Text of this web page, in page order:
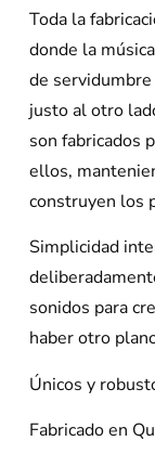
Toda la
donde la
de
justo al otro
son fabricados
ellos,
construyen los
Simplicidad
sonidos para
haber otro
Únicos y
Fabricado en